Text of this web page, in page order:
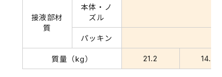
接液部材
質
本体・ノ
ズル
パッキン
質量（kg） 21.2 14.0